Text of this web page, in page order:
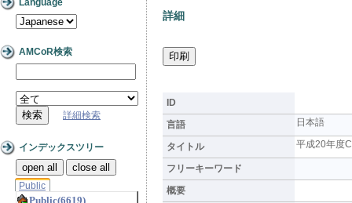
Language
AMCoR検索
詳細検索
インデックスツリー
open all close all
Public
詳細
ID
言語
日本語
タイトル 平成20年度
フリーキーワード
概要